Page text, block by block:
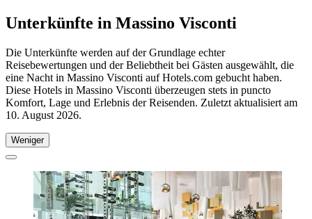
Unterkünfte in Massino Visconti
Die Unterkünfte werden auf der Grundlage echter
Reisebewertungen und der Beliebtheit bei Gästen ausgewählt, die
eine Nacht in Massino Visconti auf Hotels.com gebucht haben.
Diese Hotels in Massino Visconti überzeugen stets in puncto
Komfort, Lage und Erlebnis der Reisenden. Zuletzt aktualisiert am
10. August 2026.
Weniger